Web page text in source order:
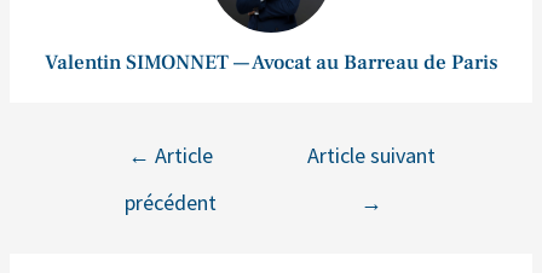
Valentin SIMONNET — Avocat au Barreau de Paris
← Article
précédent
Article suivant
→